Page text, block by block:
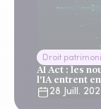
Droit
AI Act : les
l'IA entrent
28 Juill.